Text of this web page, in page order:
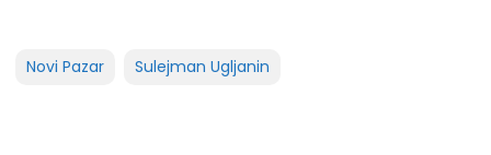
Novi Pazar Sulejman Ugljanin